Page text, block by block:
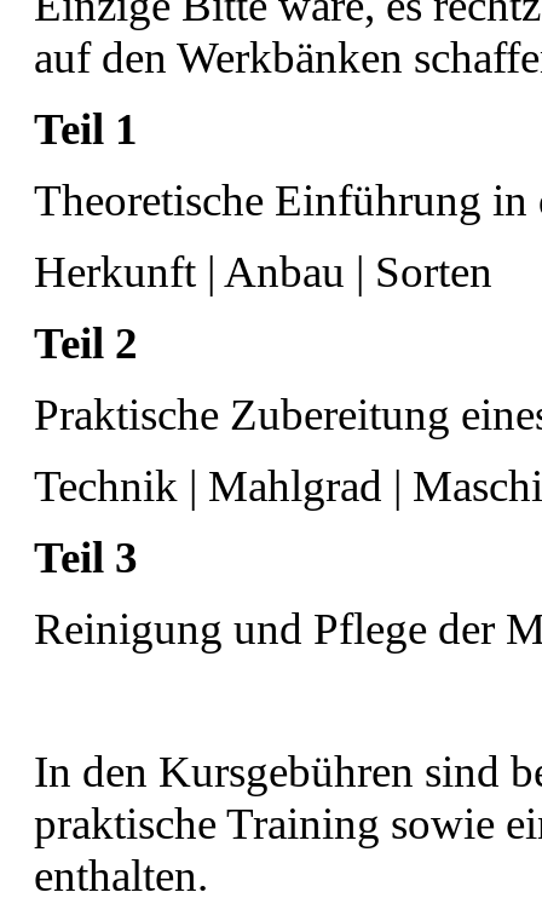
auf den Werkbänken
Teil 1
Theoretische Einführung in
Herkunft | Anbau | Sorten
Teil 2
Praktische Zubereitung
Technik | Mahlgrad |
Teil 3
Reinigung und Pflege der
In den Kursgebühren sind
praktische Training sowie
enthalten.